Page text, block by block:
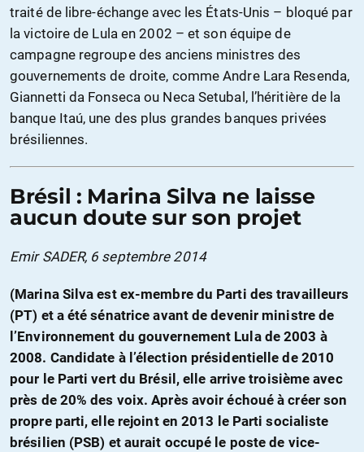
traité de libre-échange avec les États-Unis – bloqué par
la victoire de Lula en 2002 – et son équipe de
campagne regroupe des anciens ministres des
gouvernements de droite, comme Andre Lara Resenda,
Giannetti da Fonseca ou Neca Setubal, l’héritière de la
banque Itaú, une des plus grandes banques privées
brésiliennes.
Brésil : Marina Silva ne laisse
aucun doute sur son projet
Emir SADER, 6 septembre 2014
(Marina Silva est ex-membre du Parti des travailleurs
(PT) et a été sénatrice avant de devenir ministre de
l’Environnement du gouvernement Lula de 2003 à
2008. Candidate à l’élection présidentielle de 2010
pour le Parti vert du Brésil, elle arrive troisième avec
près de 20% des voix. Après avoir échoué à créer son
propre parti, elle rejoint en 2013 le Parti socialiste
brésilien (PSB) et aurait occupé le poste de vice-